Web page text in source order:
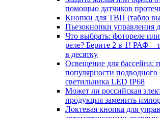
помощью датчиков
Кнопки для ТВП (табло
Пьезокнопки
Что выбрать: фотореле
реле? Берите 2 в 1! РАФ –
в десятку
Освещение для бассейна:
популярности подводного
светильника LED IP68
Может ли российская
продукция заменить
Локтевая кнопка для